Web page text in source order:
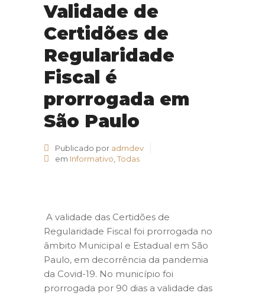
Validade de
Certidões de
Regularidade
Fiscal é
prorrogada em
São Paulo
Publicado por admdev
em Informativo Todas
A validade das Certidões de
Regularidade Fiscal foi prorrogada no
âmbito Municipal e Estadual em São
Paulo, em decorrência da pandemia
da Covid-19. No município foi
prorrogada por 90 dias a validade das